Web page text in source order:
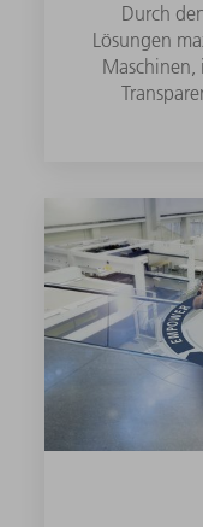
Durch
Lösungen
Maschinen,